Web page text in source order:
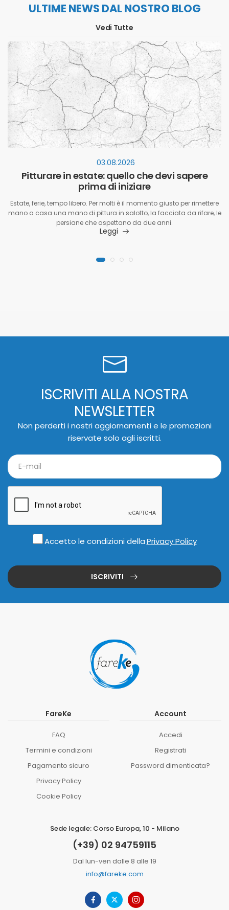
ULTIME NEWS DAL NOSTRO BLOG
Vedi Tutte
03.08.2026
Pitturare in estate: quello che devi sapere
prima di iniziare
Estate, ferie, tempo libero. Per molti è il momento giusto per rimettere
mano a casa una mano di pittura in salotto, la facciata da rifare, le
persiane che aspettano da due anni.
Leggi
ISCRIVITI ALLA NOSTRA
NEWSLETTER
Non perderti i nostri aggiornamenti e le promozioni
riservate solo agli iscritti.
Accetto le condizioni dellaPrivacy Policy
ISCRIVITI
FareKe
FAQ
Termini e condizioni
Pagamento sicuro
Privacy Policy
Cookie Policy
Account
Accedi
Registrati
Password dimenticata?
Sede legale: Corso Europa, 10 - Milano
(+39) 02 94759115
Dal lun-ven dalle 8 alle 19
info@fareke.com